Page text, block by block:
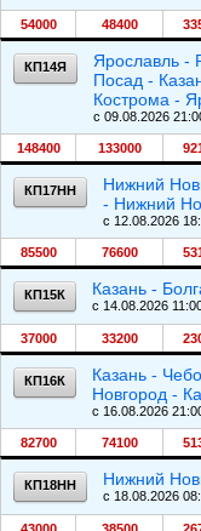
54000 48400
КП14Я
Ярославль -
Посад -
Кострома -
c 09.08.2026
148400 133000
КП17НН
Нижний
- Нижний
c 12.08.2026
85500 76600
КП15К Казань -
c 14.08.2026
37000 33200
КП16К
Казань -
Новгород -
c 16.08.2026
82700 74100
КП18НН Нижний
c 18.08.2026